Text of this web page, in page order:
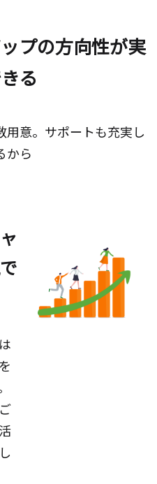
プの方向性が実
る
用意。サポートも充実し
から